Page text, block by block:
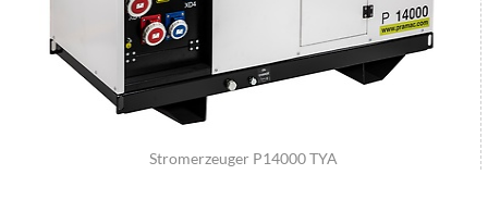
Stromerzeuger P14000 TYA